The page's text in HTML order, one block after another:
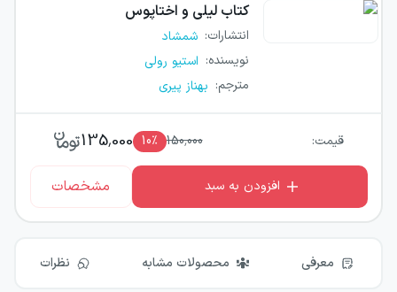
کتاب لیلی و اختاپوس
انتشارات: شمشاد
نویسنده: استیو رولی
مترجم: بهناز پیری
قیمت: 150,000
10٪ 135,000
افزودن به سبد مشخصات
معرفی محصولات مشابه نظرات